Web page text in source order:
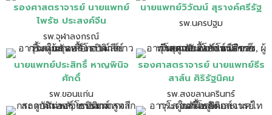
รองศาสตราจารย์ นายแพทย์
ไพรัช ประสงค์จีน
รพ.จุฬาลงกรณ์
นายแพทย์วิวัฒน์ สุรางค์ศรีรัฐ
รพ.นครปฐม
นายแพทย์ประสิทธิ์ หาญพินิจ
ศักดิ์
รพ.ขอนแก่น
รองศาสตราจารย์ นายแพทย์ธีร
สาส์น ศิริรัฐนิคม
รพ.สงขลานครินทร์